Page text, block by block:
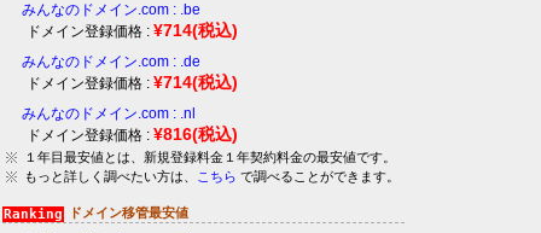
みんなのドメイン.com : .be
ドメイン登録価格 : ¥714(税込)
みんなのドメイン.com : .de
ドメイン登録価格 : ¥714(税込)
みんなのドメイン.com : .nl
ドメイン登録価格 : ¥816(税込)
１年目最安値とは、新規登録料金１年契約料金の最安値です。
もっと詳しく調べたい方は、
こちら で調べることができます。
ドメイン移管最安値